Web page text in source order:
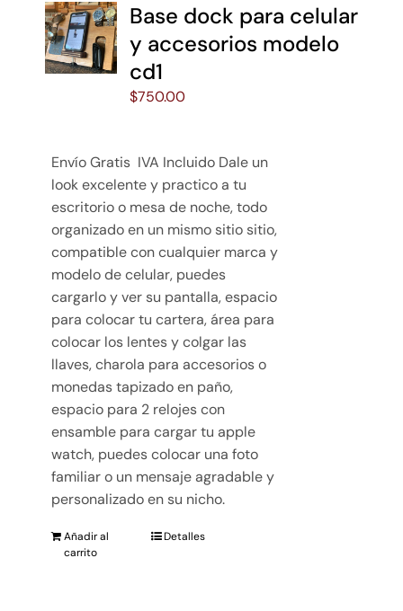
Base dock para celular
y accesorios modelo
cd1
$750.00
Envío Gratis IVA Incluido Dale un
look excelente y practico a tu
escritorio o mesa de noche, todo
organizado en un mismo sitio sitio,
compatible con cualquier marca y
modelo de celular, puedes
cargarlo y ver su pantalla, espacio
para colocar tu cartera, área para
colocar los lentes y colgar las
llaves, charola para accesorios o
monedas tapizado en paño,
espacio para 2 relojes con
ensamble para cargar tu apple
watch, puedes colocar una foto
familiar o un mensaje agradable y
personalizado en su nicho.
Añadir al
carrito
Detalles